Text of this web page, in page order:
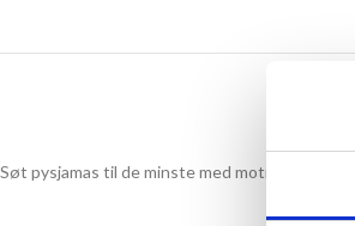
Søt pysjamas til de minste med motiv fra